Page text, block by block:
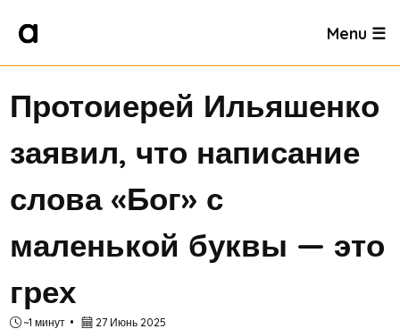
Menu ☰
Протоиерей Ильяшенко
заявил, что написание
слова «Бог» с
маленькой буквы — это
грех
~1 минут 27 Июнь 2025